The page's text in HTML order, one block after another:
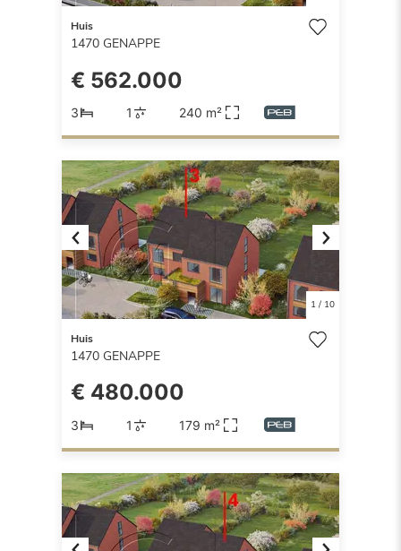
Huis
1470 GENAPPE
€ 562.000
3 1 240 m²
Previous Next
1/ 10
Huis
1470 GENAPPE
€ 480.000
3 1 179 m²